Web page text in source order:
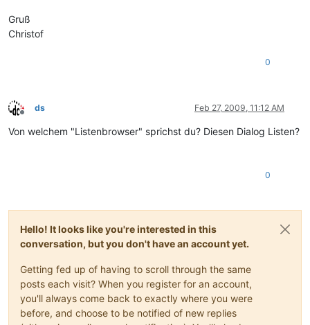
Gruß
Christof
0
Offline
ds Feb 27, 2009, 11:12 AM
Von welchem "Listenbrowser" sprichst du? Diesen Dialog Listen?
0
Hello! It looks like you're interested in this
conversation, but you don't have an account yet.
Getting fed up of having to scroll through the same
posts each visit? When you register for an account,
you'll always come back to exactly where you were
before, and choose to be notified of new replies